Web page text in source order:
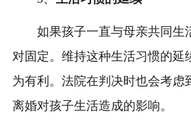
如果孩子一直与母亲共同生
对固定。维持这种生活习惯的延
为有利。法院在判决时也会考虑
离婚对孩子生活造成的影响。